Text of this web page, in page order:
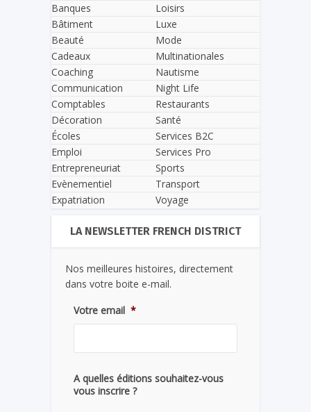
Banques
Bâtiment
Beauté
Cadeaux
Coaching
Communication
Comptables
Décoration
Écoles
Emploi
Entrepreneuriat
Evènementiel
Expatriation
Loisirs
Luxe
Mode
Multinationales
Nautisme
Night Life
Restaurants
Santé
Services B2C
Services Pro
Sports
Transport
Voyage
LA NEWSLETTER FRENCH DISTRICT
Nos meilleures histoires, directement
dans votre boite e-mail.
Votre email *
A quelles éditions souhaitez-vous
vous inscrire ?